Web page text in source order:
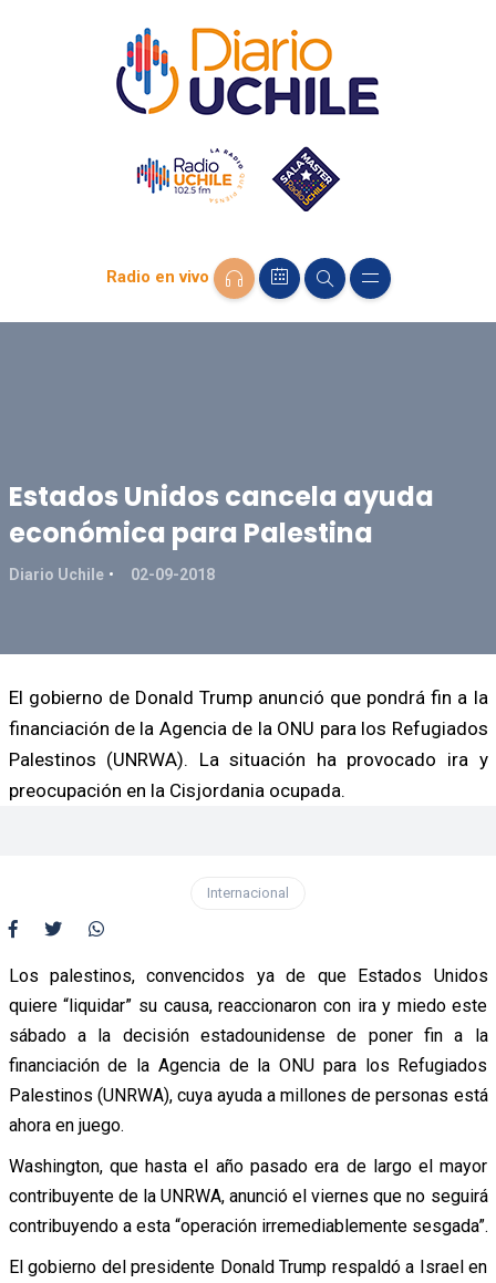
Radio en vivo
Estados Unidos cancela ayuda
económica para Palestina
Diario Uchile 02-09-2018
El gobierno de Donald Trump anunció que pondrá fin a la
financiación de la Agencia de la ONU para los Refugiados
Palestinos (UNRWA). La situación ha provocado ira y
preocupación en la Cisjordania ocupada.
Internacional
Los palestinos, convencidos ya de que Estados Unidos
quiere “liquidar” su causa, reaccionaron con ira y miedo este
sábado a la decisión estadounidense de poner fin a la
financiación de la Agencia de la ONU para los Refugiados
Palestinos (UNRWA), cuya ayuda a millones de personas está
ahora en juego.
Washington, que hasta el año pasado era de largo el mayor
contribuyente de la UNRWA, anunció el viernes que no seguirá
contribuyendo a esta “operación irremediablemente sesgada”.
El gobierno del presidente Donald Trump respaldó a Israel en